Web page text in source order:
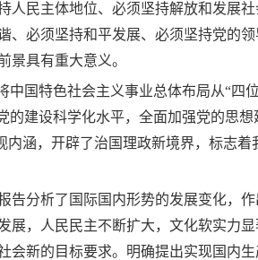
民主体地位、必须坚持解放和发展
必须坚持和平发展、必须坚持党的
景具有重大意义。
国特色社会主义事业总体布局从“四
的建设科学化水平，全面加强党的思
涵，开辟了治国理政新境界，标志
告分析了国际国内形势的发展变化，
，人民民主不断扩大，文化软实力
新的目标要求。明确提出实现国内